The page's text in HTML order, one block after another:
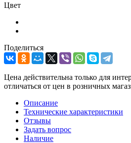
Цвет
Поделиться
Цена действительна только для
отличаться от цен в розничных
Описание
Технические характеристики
Отзывы
Задать вопрос
Наличие